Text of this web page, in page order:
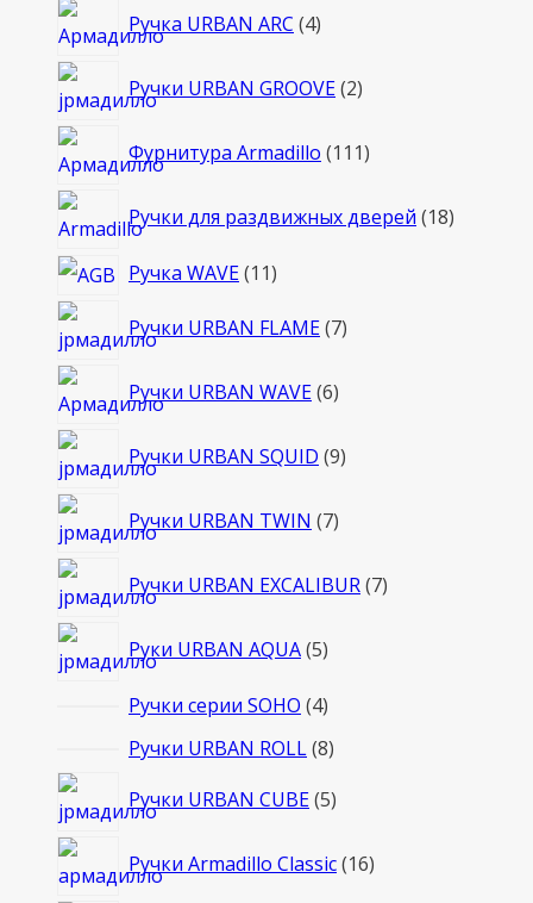
Ручка URBAN ARC 44
Ручки URBAN GROOVE 22
Фурнитура Armadillo 111111
Ручки для раздвижных дверей 1818
Ручка WAVE 1111
Ручки URBAN FLAME 77
Ручки URBAN WAVE 66
Ручки URBAN SQUID 99
Ручки URBAN TWIN 77
Ручки URBAN EXCALIBUR 77
Руки URBAN AQUA 55
Ручки серии SOHO 44
товара
Ручки URBAN ROLL 88
Ручки URBAN CUBE 55
Ручки Armadillo Classic 1616